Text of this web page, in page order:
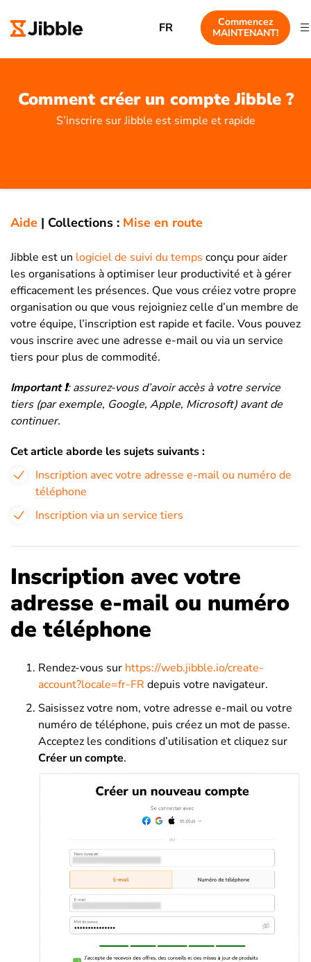
FR
Commencez
MAINTENANT!
Comment créer un compte Jibble ?
S’inscrire sur Jibble est simple et rapide
Aide | Collections : Mise en route
Jibble est un logiciel de suivi du temps conçu pour aider
les organisations à optimiser leur productivité et à gérer
efficacement les présences. Que vous créiez votre propre
organisation ou que vous rejoigniez celle d’un membre de
votre équipe, l’inscription est rapide et facile. Vous pouvez
vous inscrire avec une adresse e-mail ou via un service
tiers pour plus de commodité.
Important ❗️: assurez-vous d’avoir accès à votre service
tiers (par exemple, Google, Apple, Microsoft) avant de
continuer.
Cet article aborde les sujets suivants :
Inscription avec votre adresse e-mail ou numéro de
téléphone
Inscription via un service tiers
Inscription avec votre
adresse e-mail ou numéro
de téléphone
Rendez-vous sur https://web.jibble.io/create-
account?locale=fr-FR depuis votre navigateur.
Saisissez votre nom, votre adresse e-mail ou votre
numéro de téléphone, puis créez un mot de passe.
Acceptez les conditions d’utilisation et cliquez sur
Créer un compte.